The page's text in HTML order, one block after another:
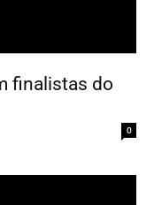
finalistas do
0